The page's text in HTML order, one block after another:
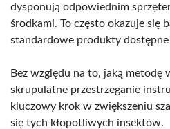
dysponują odpowiednim
środkami. To często okazuje się
standardowe produkty dostępne
Bez względu na to, jaką metodę
skrupulatne przestrzeganie
kluczowy krok w zwiększeniu
się tych kłopotliwych insektów.